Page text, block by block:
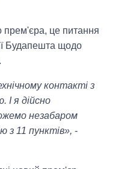
прем'єра, це питання
Будапешта щодо
контакті з
І я дійсно
незабаром
з 11 пунктів», -